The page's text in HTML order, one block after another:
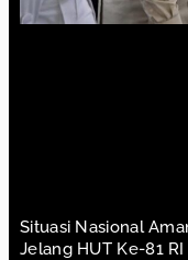
Situasi Nasional
Jelang HUT Ke-81 RI